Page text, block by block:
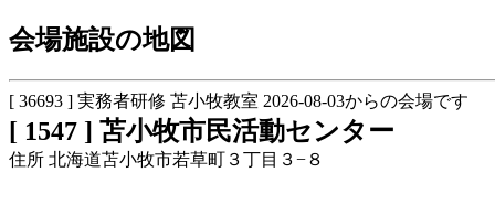
会場施設の地図
[ 36693 ] 実務者研修 苫小牧教室 2026-08-03からの会場です
[ 1547 ] 苫小牧市民活動センター
住所 北海道苫小牧市若草町３丁目３−８